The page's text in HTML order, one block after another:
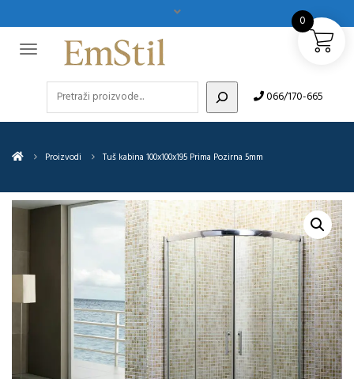
066/170-665
Proizvodi Tuš kabina 100x100x195 Prima Pozirna 5mm
0